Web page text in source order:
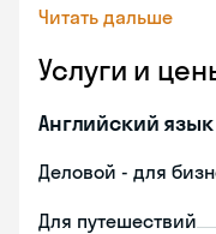
Читать дальше
Услуги и
Английский язык
Деловой - для
Для путешествий